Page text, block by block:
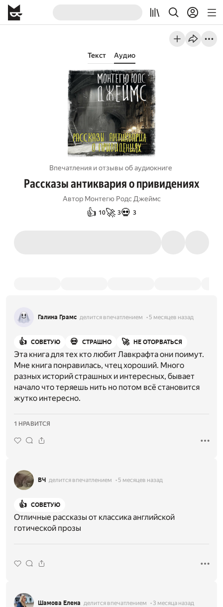
Текст Аудио
Впечатления и отзывы об aудиокниге
Рассказы антиквария о привидениях
Автор Монтегю Родс Джеймс
👍 10🚀 3💀 3
Галина Грамс делится впечатлением 5 месяцев назад
👍 СОВЕТУЮ 💀 СТРАШНО 🚀 НЕ ОТОРВАТЬСЯ
Эта книга для тех кто любит Лавкрафта они поимут.
Мне книга понравилась, чтец хороший. Много
разных историй страшных и интересных, бывает
начало что теряешь нить но потом всё становится
жутко интересно.
1 НРАВИТСЯ
ВЧ делится впечатлением 5 месяцев назад
👍 СОВЕТУЮ
Отличные рассказы от классика английской
готической прозы
Шамова Елена делится впечатлением 3 месяца назад